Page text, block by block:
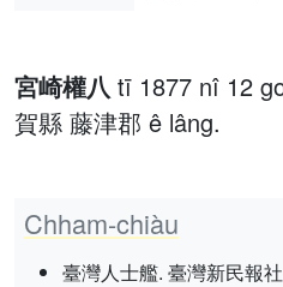
宮崎權八 tī 1877 nî 12
賀縣 藤津郡 ê lâng.
Chham-chiàu
臺灣人士艦. 臺灣新民報